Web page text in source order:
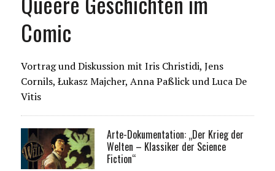
Comic
Vortrag und Diskussion mit Iris Christidi, Jens
Cornils, Łukasz Majcher, Anna Paßlick und Luca De
Vitis
Arte-Dokumentation: „Der Krieg der
Welten – Klassiker der Science
Fiction“